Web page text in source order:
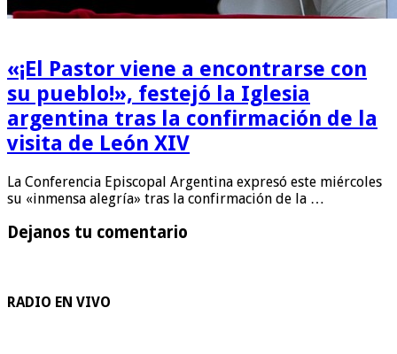
«¡El Pastor viene a encontrarse con
su pueblo!», festejó la Iglesia
argentina tras la confirmación de la
visita de León XIV
La Conferencia Episcopal Argentina expresó este miércoles
su «inmensa alegría» tras la confirmación de la …
Dejanos tu comentario
RADIO EN VIVO